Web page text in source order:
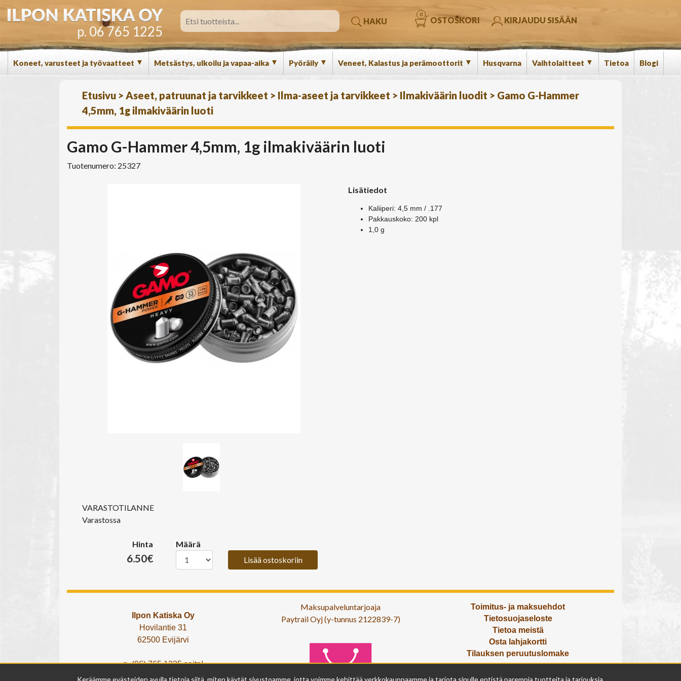
p. 06 765 1225
HAKU OSTOSKORI
0
KIRJAUDU SISÄÄN
Koneet, varusteet ja työvaatteet ▼ Metsästys, ulkoilu ja vapaa-aika ▼ Pyöräily ▼ Veneet, Kalastus ja perämoottorit ▼ Husqvarna Vaihtolaitteet ▼ Tietoa Blogi
Etusivu > Aseet, patruunat ja tarvikkeet > Ilma-aseet ja tarvikkeet > Ilmakiväärin luodit > Gamo G-Hammer
4,5mm, 1g ilmakiväärin luoti
Gamo G-Hammer 4,5mm, 1g ilmakiväärin luoti
Tuotenumero: 25327
VARASTOTILANNE
Varastossa
Hinta
6.50€
Määrä
Lisää ostoskoriin
Lisätiedot
Kaliiperi: 4,5 mm / .177
Pakkauskoko: 200 kpl
1,0 g
Ilpon Katiska Oy
Hovilantie 31
62500 Evijärvi
p. (06) 765 1225 soita!
tai lähetä What's App viesti!
Maksupalveluntarjoaja
Paytrail Oyj (y-tunnus 2122839-7)
Toimitus- ja maksuehdot
Tietosuojaseloste
Tietoa meistä
Osta lahjakortti
Tilauksen peruutuslomake
Olemme avoinna
Keräämme evästeiden avulla tietoja siitä, miten käytät sivustoamme, jotta voimme kehittää verkkokauppaamme ja tarjota sinulle entistä parempia tuotteita ja tarjouksia.